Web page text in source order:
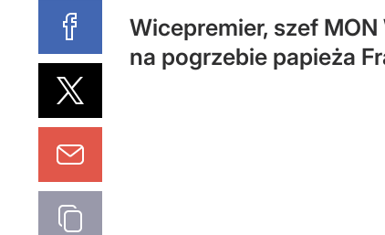
Wicepremier, szef MON
na pogrzebie papieża